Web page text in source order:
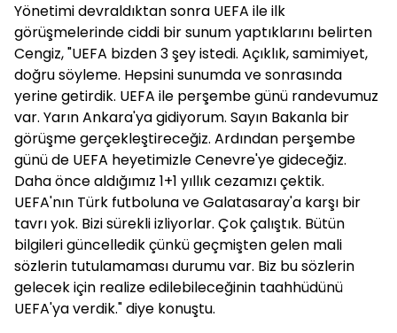
Yönetimi devraldıktan sonra UEFA ile ilk
görüşmelerinde ciddi bir sunum yaptıklarını belirten
Cengiz, "UEFA bizden 3 şey istedi. Açıklık, samimiyet,
doğru söyleme. Hepsini sunumda ve sonrasında
yerine getirdik. UEFA ile perşembe günü randevumuz
var. Yarın Ankara'ya gidiyorum. Sayın Bakanla bir
görüşme gerçekleştireceğiz. Ardından perşembe
günü de UEFA heyetimizle Cenevre'ye gideceğiz.
Daha önce aldığımız 1+1 yıllık cezamızı çektik.
UEFA'nın Türk futboluna ve Galatasaray'a karşı bir
tavrı yok. Bizi sürekli izliyorlar. Çok çalıştık. Bütün
bilgileri güncelledik çünkü geçmişten gelen mali
sözlerin tutulamaması durumu var. Biz bu sözlerin
gelecek için realize edilebileceğinin taahhüdünü
UEFA'ya verdik." diye konuştu.